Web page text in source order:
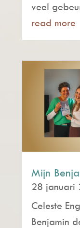
veel
read more
Mijn
28 januari
Celeste
Benjamin